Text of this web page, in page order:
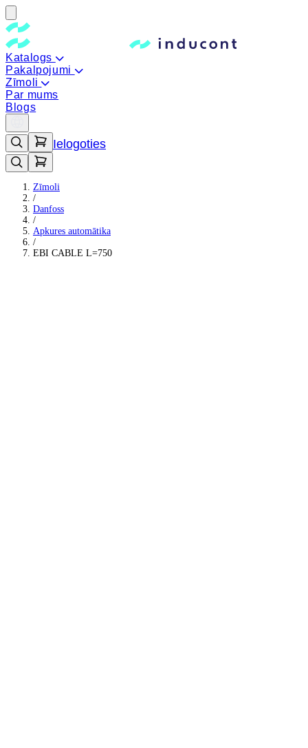
Katalogs
Pakalpojumi
Zīmoli
Par mums
Blogs
Ielogoties
Zīmoli
/
Danfoss
/
Apkures automātika
/
EBI CABLE L=750